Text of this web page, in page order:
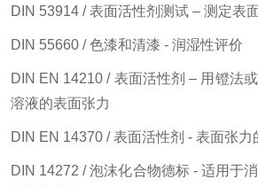
DIN 53914 / 表面活性剂测试 – 测定表
DIN 55660 / 色漆和清漆 - 润湿性评价
DIN EN 14210 / 表面活性剂 – 用镫法
溶液的表面张力
DIN EN 14370 / 表面活性剂 - 表面张力
DIN 14272 / 泡沫化合物德标 - 适用于